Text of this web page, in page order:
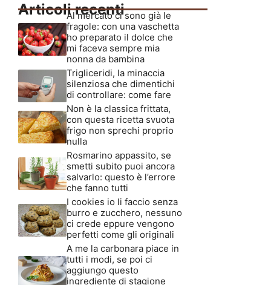
Articoli recenti
Al mercato ci sono già le
fragole: con una vaschetta
ho preparato il dolce che
mi faceva sempre mia
nonna da bambina
Trigliceridi, la minaccia
silenziosa che dimentichi
di controllare: come fare
Non è la classica frittata,
con questa ricetta svuota
frigo non sprechi proprio
nulla
Rosmarino appassito, se
smetti subito puoi ancora
salvarlo: questo è l’errore
che fanno tutti
I cookies io li faccio senza
burro e zucchero, nessuno
ci crede eppure vengono
perfetti come gli originali
A me la carbonara piace in
tutti i modi, se poi ci
aggiungo questo
ingrediente di stagione